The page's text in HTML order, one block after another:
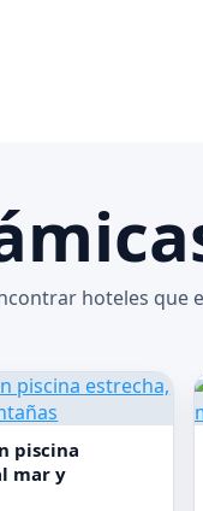
hoteles que
piscina
mar y